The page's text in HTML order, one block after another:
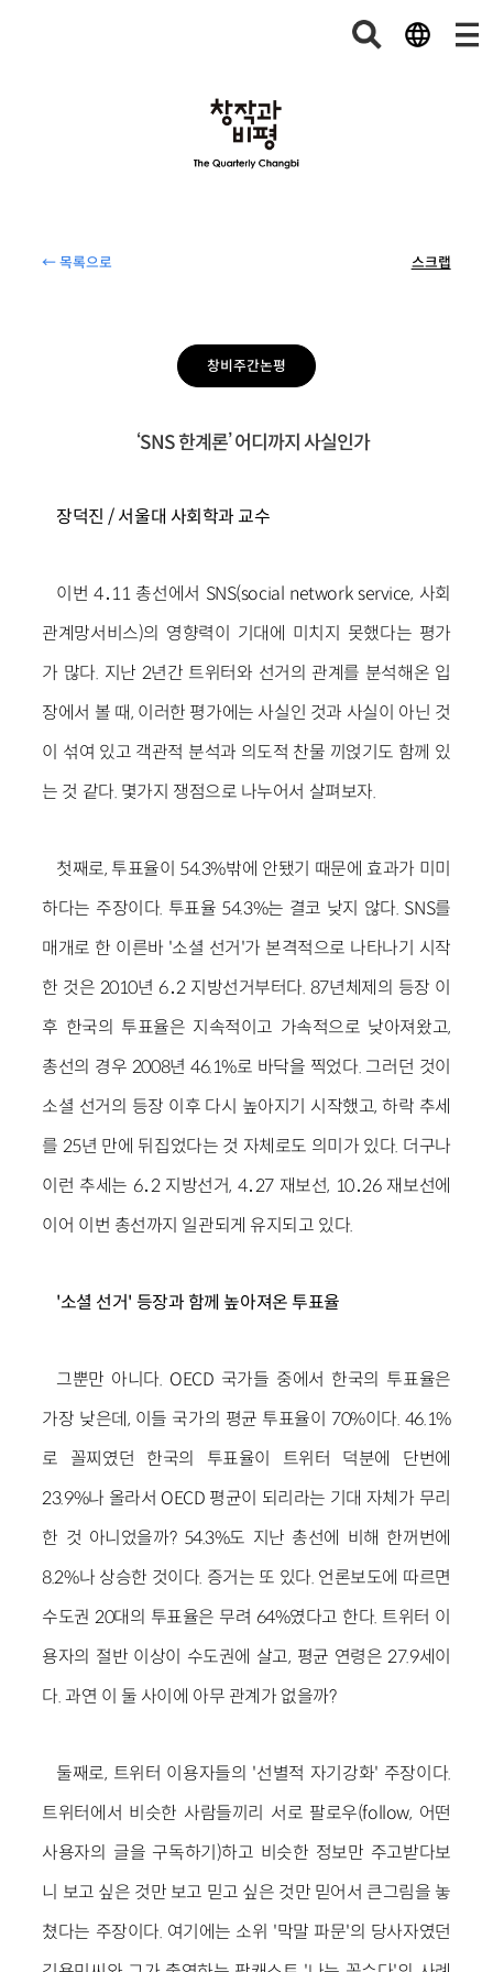
← 목록으로 스크랩
창비주간논평
‘SNS 한계론’ 어디까지 사실인가
장덕진 / 서울대 사회학과 교수
이번 4․11 총선에서 SNS(social network service, 사회
관계망서비스)의 영향력이 기대에 미치지 못했다는 평가
가 많다. 지난 2년간 트위터와 선거의 관계를 분석해온 입
장에서 볼 때, 이러한 평가에는 사실인 것과 사실이 아닌 것
이 섞여 있고 객관적 분석과 의도적 찬물 끼얹기도 함께 있
는 것 같다. 몇가지 쟁점으로 나누어서 살펴보자.
첫째로, 투표율이 54.3%밖에 안됐기 때문에 효과가 미미
하다는 주장이다. 투표율 54.3%는 결코 낮지 않다. SNS를
매개로 한 이른바 '소셜 선거'가 본격적으로 나타나기 시작
한 것은 2010년 6․2 지방선거부터다. 87년체제의 등장 이
후 한국의 투표율은 지속적이고 가속적으로 낮아져왔고,
총선의 경우 2008년 46.1%로 바닥을 찍었다. 그러던 것이
소셜 선거의 등장 이후 다시 높아지기 시작했고, 하락 추세
를 25년 만에 뒤집었다는 것 자체로도 의미가 있다. 더구나
이런 추세는 6․2 지방선거, 4․27 재보선, 10․26 재보선에
이어 이번 총선까지 일관되게 유지되고 있다.
'소셜 선거' 등장과 함께 높아져온 투표율
그뿐만 아니다. OECD 국가들 중에서 한국의 투표율은
가장 낮은데, 이들 국가의 평균 투표율이 70%이다. 46.1%
로 꼴찌였던 한국의 투표율이 트위터 덕분에 단번에
23.9%나 올라서 OECD 평균이 되리라는 기대 자체가 무리
한 것 아니었을까? 54.3%도 지난 총선에 비해 한꺼번에
8.2%나 상승한 것이다. 증거는 또 있다. 언론보도에 따르면
수도권 20대의 투표율은 무려 64%였다고 한다. 트위터 이
용자의 절반 이상이 수도권에 살고, 평균 연령은 27.9세이
다. 과연 이 둘 사이에 아무 관계가 없을까?
둘째로, 트위터 이용자들의 '선별적 자기강화' 주장이다.
트위터에서 비슷한 사람들끼리 서로 팔로우(follow, 어떤
사용자의 글을 구독하기)하고 비슷한 정보만 주고받다보
니 보고 싶은 것만 보고 믿고 싶은 것만 믿어서 큰그림을 놓
쳤다는 주장이다. 여기에는 소위 '막말 파문'의 당사자였던